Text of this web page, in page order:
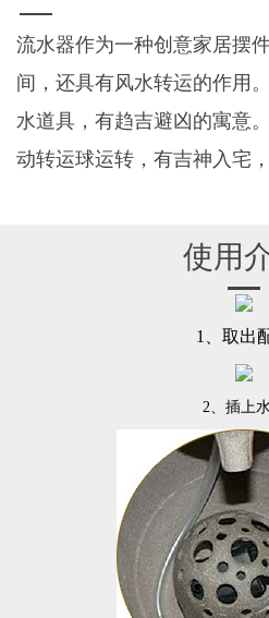
流水器作为一种创意家居摆
间，还具有风水转运的作用
水道具，有趋吉避凶的寓意
动转运球运转，有吉神入宅，
使用
1 、取出
2 、插上